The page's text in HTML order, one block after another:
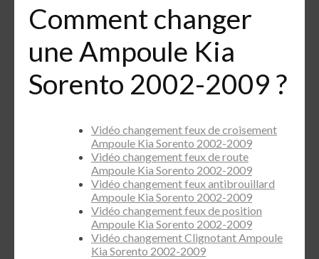
Comment changer
une Ampoule Kia
Sorento 2002-2009 ?
Vidéo changement feux de croisement
Ampoule Kia Sorento 2002-2009
Vidéo changement feux de route
Ampoule Kia Sorento 2002-2009
Vidéo changement feux antibrouillard
Ampoule Kia Sorento 2002-2009
Vidéo changement feux de position
Ampoule Kia Sorento 2002-2009
Vidéo changement Clignotant Ampoule
Kia Sorento 2002-2009